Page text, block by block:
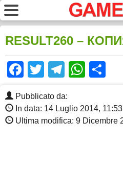
RESULT260 –
Facebook
TwitterTelegram
Pubblicato da:
In data: 14 Luglio 2014, 11:53
Ultima modifica: 9 Dicembre